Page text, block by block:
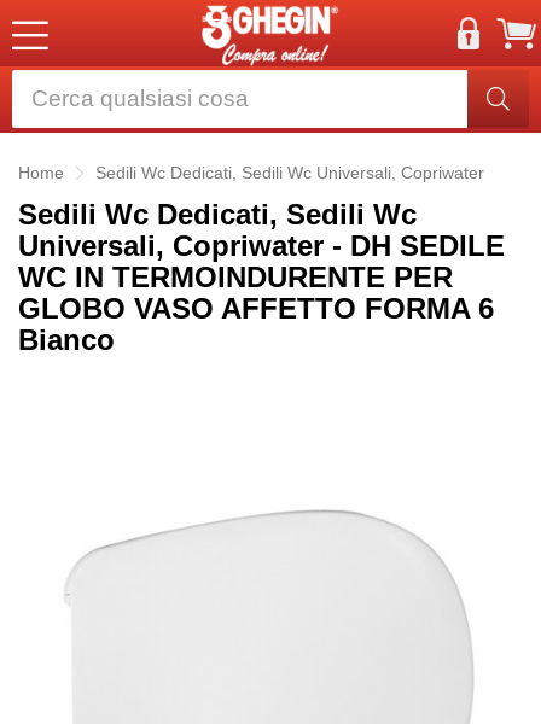
Home Sedili Wc Dedicati, Sedili Wc Universali, Copriwater
Sedili Wc Dedicati, Sedili Wc
Universali, Copriwater - DH SEDILE
WC IN TERMOINDURENTE PER
GLOBO VASO AFFETTO FORMA 6
Bianco